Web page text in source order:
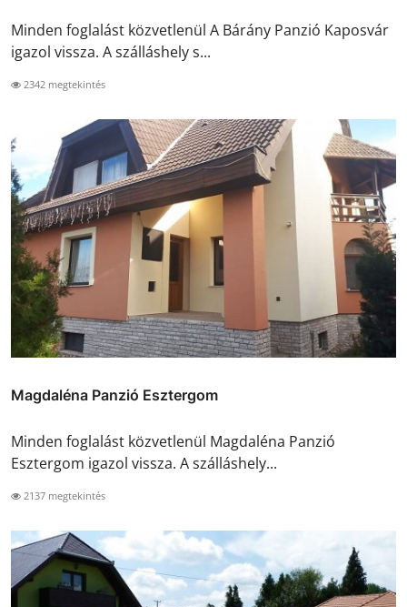
Minden foglalást közvetlenül A Bárány Panzió Kaposvár
igazol vissza. A szálláshely s...
2342 megtekintés
Magdaléna Panzió Esztergom
Minden foglalást közvetlenül Magdaléna Panzió
Esztergom igazol vissza. A szálláshely...
2137 megtekintés